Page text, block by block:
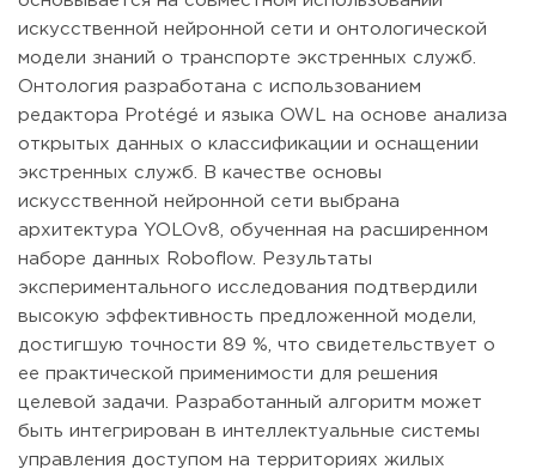
искусственной нейронной сети и онтологической
модели знаний о транспорте экстренных служб.
Онтология разработана с использованием
редактора Protégé и языка OWL на основе анализа
открытых данных о классификации и оснащении
экстренных служб. В качестве основы
искусственной нейронной сети выбрана
архитектура YOLOv8, обученная на расширенном
наборе данных Roboflow. Результаты
экспериментального исследования подтвердили
высокую эффективность предложенной модели,
достигшую точности 89 %, что свидетельствует о
ее практической применимости для решения
целевой задачи. Разработанный алгоритм может
быть интегрирован в интеллектуальные системы
управления доступом на территориях жилых